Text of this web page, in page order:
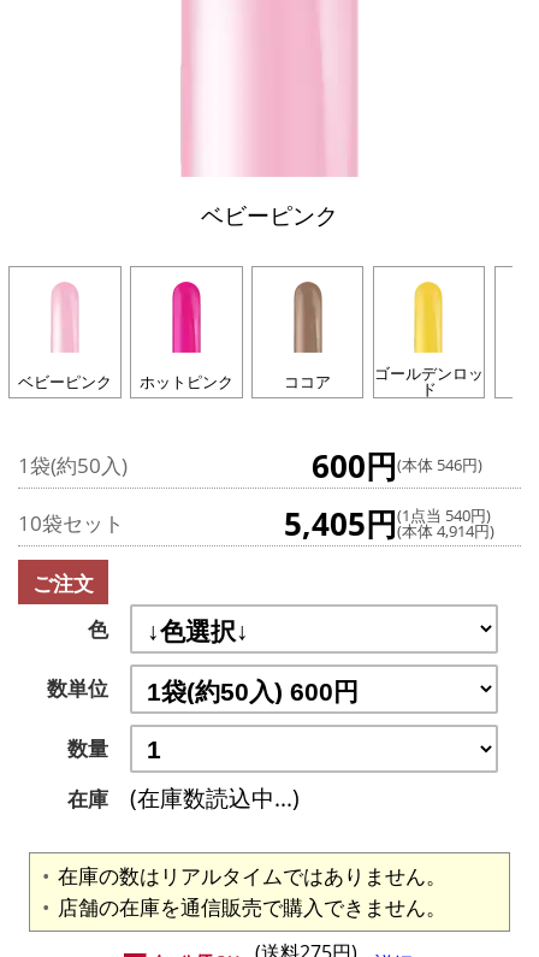
ベビーピンク
ベビーピンク ホットピンク ココア ゴールデンロッ
ド
1袋(約50入) 600円(本体 546円)
10袋セット 5,405円(1点当 540円)
(本体 4,914円)
ご注文
色
数単位
数量
在庫
(在庫数読込中...)
在庫の数はリアルタイムではありません。
店舗の在庫を通信販売で購入できません。